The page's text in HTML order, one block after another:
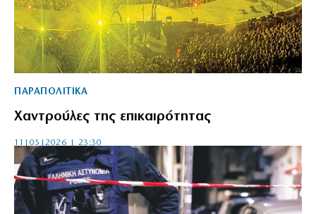
ΠΑΡΑΠΟΛΙΤΙΚΑ
Χαντρούλες της επικαιρότητας
11|05|2026 | 23:30